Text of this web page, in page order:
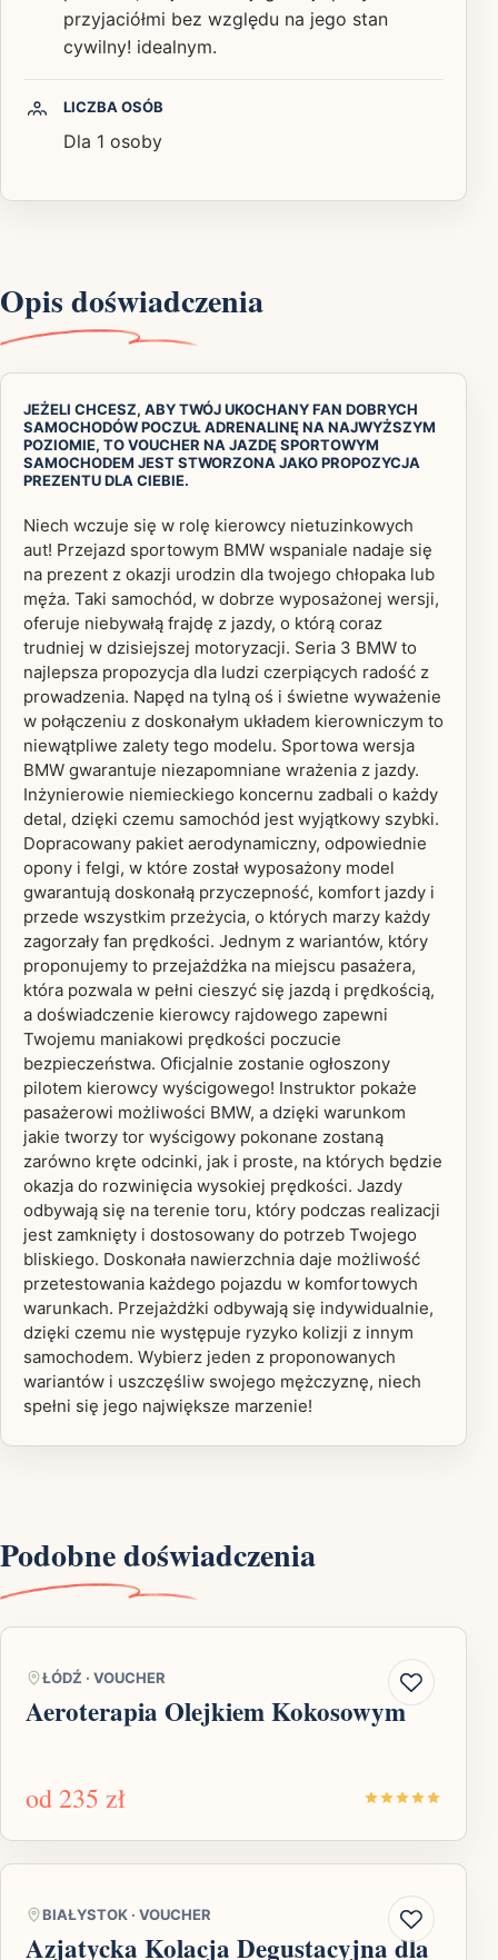
przyjaciółmi bez względu na jego stan
cywilny! idealnym.
LICZBA OSÓB
Dla 1 osoby
Opis doświadczenia
JEŻELI CHCESZ, ABY TWÓJ UKOCHANY FAN DOBRYCH
SAMOCHODÓW POCZUŁ ADRENALINĘ NA NAJWYŻSZYM
POZIOMIE, TO VOUCHER NA JAZDĘ SPORTOWYM
SAMOCHODEM JEST STWORZONA JAKO PROPOZYCJA
PREZENTU DLA CIEBIE.
Niech wczuje się w rolę kierowcy nietuzinkowych
aut! Przejazd sportowym BMW wspaniale nadaje się
na prezent z okazji urodzin dla twojego chłopaka lub
męża. Taki samochód, w dobrze wyposażonej wersji,
oferuje niebywałą frajdę z jazdy, o którą coraz
trudniej w dzisiejszej motoryzacji. Seria 3 BMW to
najlepsza propozycja dla ludzi czerpiących radość z
prowadzenia. Napęd na tylną oś i świetne wyważenie
w połączeniu z doskonałym układem kierowniczym to
niewątpliwe zalety tego modelu. Sportowa wersja
BMW gwarantuje niezapomniane wrażenia z jazdy.
Inżynierowie niemieckiego koncernu zadbali o każdy
detal, dzięki czemu samochód jest wyjątkowy szybki.
Dopracowany pakiet aerodynamiczny, odpowiednie
opony i felgi, w które został wyposażony model
gwarantują doskonałą przyczepność, komfort jazdy i
przede wszystkim przeżycia, o których marzy każdy
zagorzały fan prędkości. Jednym z wariantów, który
proponujemy to przejażdżka na miejscu pasażera,
która pozwala w pełni cieszyć się jazdą i prędkością,
a doświadczenie kierowcy rajdowego zapewni
Twojemu maniakowi prędkości poczucie
bezpieczeństwa. Oficjalnie zostanie ogłoszony
pilotem kierowcy wyścigowego! Instruktor pokaże
pasażerowi możliwości BMW, a dzięki warunkom
jakie tworzy tor wyścigowy pokonane zostaną
zarówno kręte odcinki, jak i proste, na których będzie
okazja do rozwinięcia wysokiej prędkości. Jazdy
odbywają się na terenie toru, który podczas realizacji
jest zamknięty i dostosowany do potrzeb Twojego
bliskiego. Doskonała nawierzchnia daje możliwość
przetestowania każdego pojazdu w komfortowych
warunkach. Przejażdżki odbywają się indywidualnie,
dzięki czemu nie występuje ryzyko kolizji z innym
samochodem. Wybierz jeden z proponowanych
wariantów i uszczęśliw swojego mężczyznę, niech
spełni się jego największe marzenie!
Podobne doświadczenia
ŁÓDŹ · VOUCHER
Aeroterapia Olejkiem Kokosowym
od 235 zł
BIAŁYSTOK · VOUCHER
Azjatycka Kolacja Degustacyjna dla